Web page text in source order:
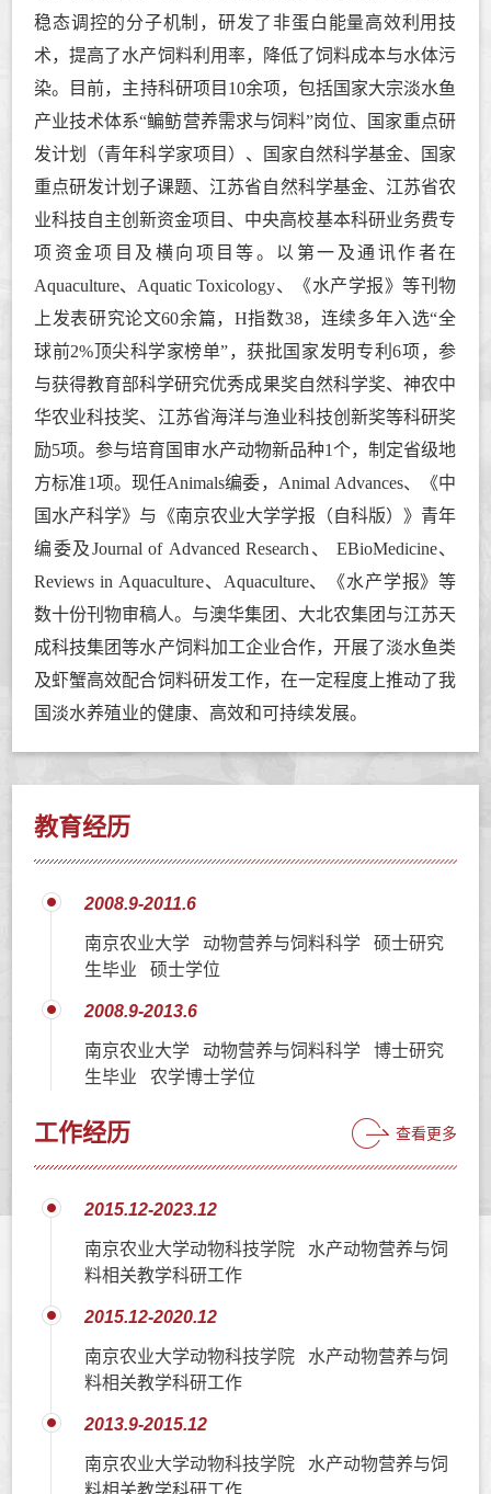
稳态调控的分子机制，研发了非蛋白能量高效利用技
术，提高了水产饲料利用率，降低了饲料成本与水体污
染。目前，主持科研项目10余项，包括国家大宗淡水鱼
产业技术体系“鳊鲂营养需求与饲料”岗位、
国家重点研
发计划（青年科学家项目）、国家自然科学基金、
国家
重点研发计划子课题、 江苏省自然科学基金、江苏省农
业科技自主创新资金项目、 中央高校基本科研业务费专
项资金项目及横向项目等。 以第一及通讯作者在
Aquaculture、 Aquatic Toxicology、《水产学报》等刊物
上发表研究论文60余篇，H指数38，连续多年入选“全
球前2%顶尖科学家榜单”，获批国家发明专利6项，参
与获得教育部科学研究优秀成果奖自然科学奖、神农中
华农业科技奖、江苏省海洋与渔业科技创新奖等科研奖
励5项。参与培育国审水产动物新品种1个，制定省级地
方标准1项。现任Animals编委，Animal Advances、《中
国水产科学》与《南京农业大学学报（自科版）》青年
编委及Journal of Advanced Research、 EBioMedicine、
Reviews in Aquaculture、Aquaculture、《水产学报》等
数十份刊物审稿人。 与澳华集团、大北农集团与江苏天
成科技集团等水产饲料加工企业合作，开展了淡水鱼类
及虾蟹高效配合饲料研发工作，在一定程度上推动了我
国淡水养殖业的健康、高效和可持续发展。
教育经历
2008.9-2011.6
南京农业大学 动物营养与饲料科学 硕士研究
生毕业 硕士学位
2008.9-2013.6
南京农业大学 动物营养与饲料科学 博士研究
生毕业 农学博士学位
工作经历 查看更多
2015.12-2023.12
南京农业大学动物科技学院 水产动物营养与饲
料相关教学科研工作
2015.12-2020.12
南京农业大学动物科技学院 水产动物营养与饲
料相关教学科研工作
2013.9-2015.12
南京农业大学动物科技学院 水产动物营养与饲
料相关教学科研工作